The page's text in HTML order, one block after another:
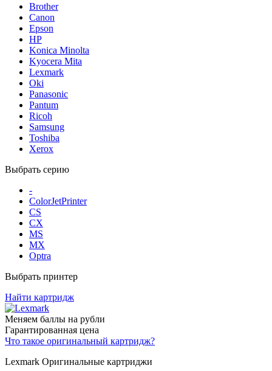
Brother
Canon
Epson
HP
Konica Minolta
Kyocera Mita
Lexmark
Oki
Panasonic
Pantum
Ricoh
Samsung
Toshiba
Xerox
Выбрать серию
-
ColorJetPrinter
CS
CX
MS
MX
Optra
Выбрать принтер
Найти картридж
Меняем баллы на рубли
Гарантированная цена
Что такое оригинальный картридж?
Lexmark Оригинальные картриджи